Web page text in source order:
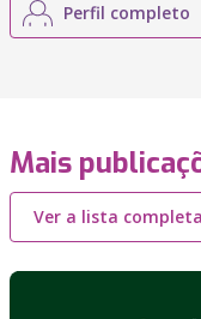
Perfil completo
Mais
Ver a lista completa